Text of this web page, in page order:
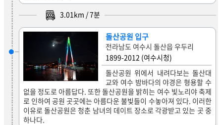
3.01 km /7분
돌산공원 입구
전라남도 여수시 돌산읍 우두리
1899-2012 (여수시청)
돌산공원 위에서 내려다보는 돌산대
교와 여수 밤바다의 야경은 형용할 수
없을 정도로 아름답다. 또한 돌산공원을 밝히는 여수 빛노리야 축제
로 인하여 공원 곳곳에는 아름다운 불빛들이 수놓아져 있다. 이러한
이유로 돌산공원은 청춘 남녀의 데이트 장소로 각광받고 있는 곳 중
하나다.